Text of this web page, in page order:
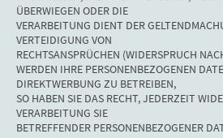
ÜBERWIEGEN ODER DIE
VERARBEITUNG DIENT DER
VERTEIDIGUNG VON
RECHTSANSPRÜCHEN (WIDERSPRUCH
WERDEN IHRE PERSONENBEZOGENEN
DIREKTWERBUNG ZU BETREIBEN,
SO HABEN SIE DAS RECHT, JEDERZEIT
VERARBEITUNG SIE
BETREFFENDER PERSONENBEZOGENER